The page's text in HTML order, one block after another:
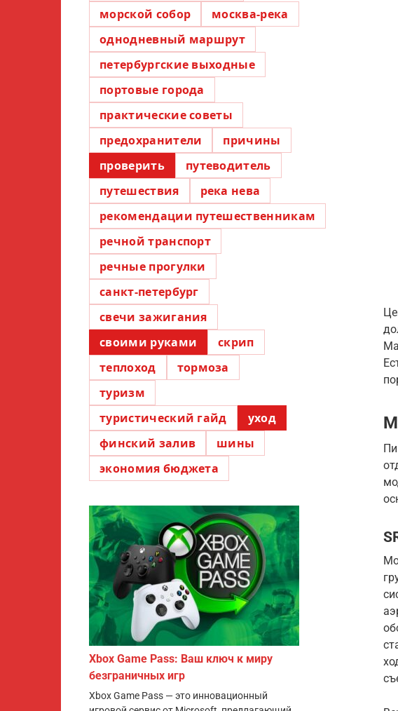
морской собор
москва-река
однодневный маршрут
петербургские выходные
портовые города
практические советы
предохранители
причины
проверить
путеводитель
путешествия
река нева
рекомендации путешественникам
речной транспорт
речные прогулки
санкт-петербург
свечи зажигания
своими руками
скрип
теплоход
тормоза
туризм
туристический гайд
уход
финский залив
шины
экономия бюджета
Xbox Game Pass: Ваш ключ к миру
безграничных игр
Xbox Game Pass — это инновационный